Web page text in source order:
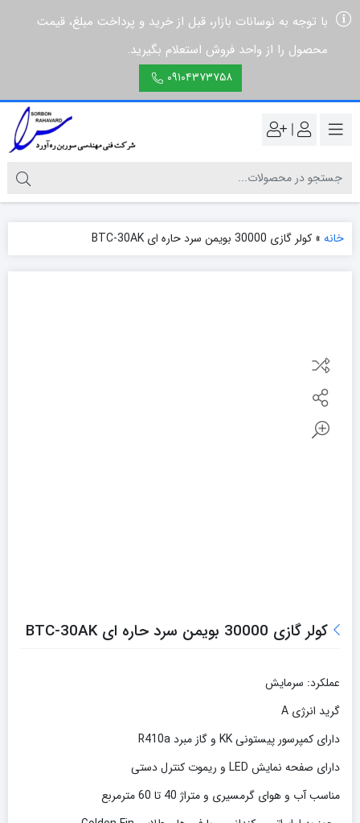
با توجه به نوسانات بازار، قبل از خرید و پرداخت مبلغ، قیمت
محصول را از واحد فروش استعلام بگیرید.
۰۹۱۰۴۳۷۳۷۵۸
|
خانه » کولر گازی 30000 بویمن سرد حاره ای BTC-30AK
کولر گازی 30000 بویمن سرد حاره ای BTC-30AK
عملکرد: سرمایش
گرید انرژی A
دارای کمپرسور پیستونی KK و گاز مبرد R410a
دارای صفحه نمایش LED و ریموت کنترل دستی
مناسب آب و هوای گرمسیری و متراژ 40 تا 60 مترمربع